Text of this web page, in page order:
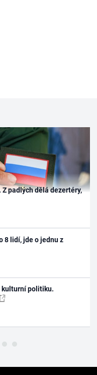
padlých dělá dezertéry,
8 lidí, jde o jednu z
kulturní politiku.